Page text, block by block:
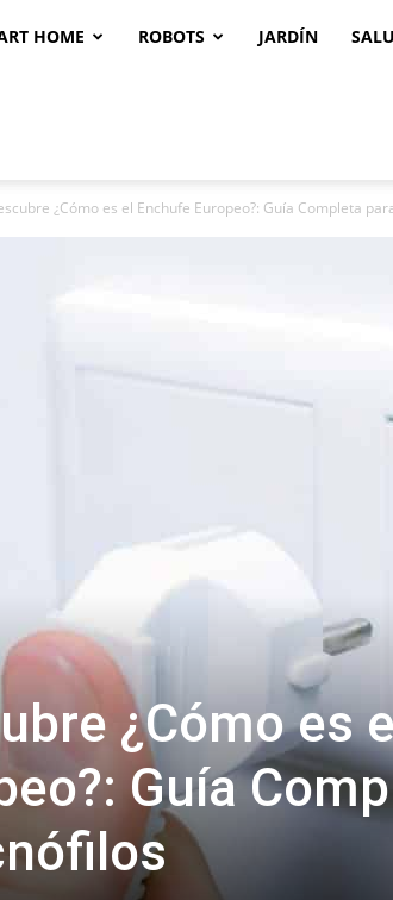
HOME ROBOTS JARDÍN
¿Cómo es el Enchufe Europeo?: Guía Completa
¿Cómo es
Guía